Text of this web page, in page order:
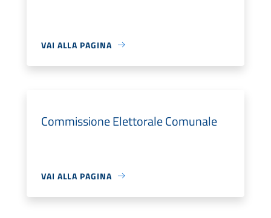
VAI ALLA PAGINA
Commissione Elettorale Comunale
VAI ALLA PAGINA